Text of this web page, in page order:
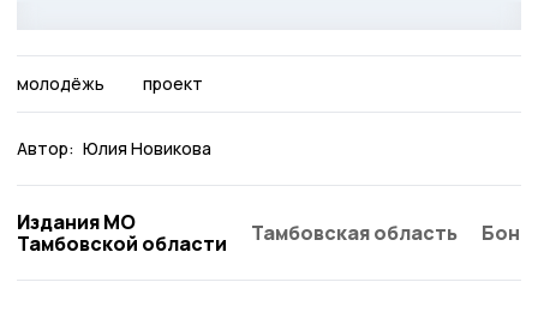
молодёжь проект
Автор: Юлия Новикова
Издания МО
Тамбовской области
Тамбовская область